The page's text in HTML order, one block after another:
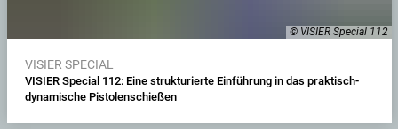
© VISIER Special 112
VISIER SPECIAL
VISIER Special 112: Eine strukturierte Einführung in das praktisch-
dynamische Pistolenschießen